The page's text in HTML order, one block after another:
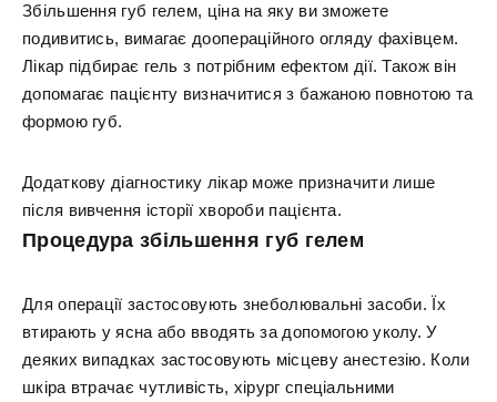
Збільшення губ гелем, ціна на яку ви зможете
подивитись, вимагає доопераційного огляду фахівцем.
Лікар підбирає гель з потрібним ефектом дії. Також він
допомагає пацієнту визначитися з бажаною повнотою та
формою губ.
Додаткову діагностику лікар може призначити лише
після вивчення історії хвороби пацієнта.
Процедура збільшення губ гелем
Для операції застосовують знеболювальні засоби. Їх
втирають у ясна або вводять за допомогою уколу. У
деяких випадках застосовують місцеву анестезію. Коли
шкіра втрачає чутливість, хірург спеціальними